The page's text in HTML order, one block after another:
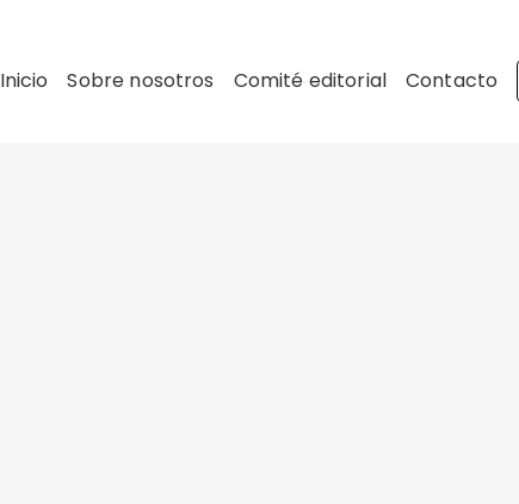
Inicio Sobre nosotros Comité editorial Contacto